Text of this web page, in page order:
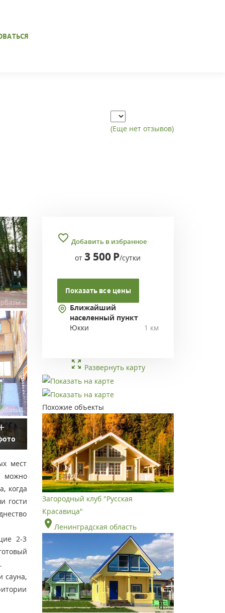
(Еще нет отзывов)
мест
можно
когда
гости
2-3
сауна,
Добавить в избранное
от3 500 Р/сутки
Показать все цены
Ближайший
населенный пункт
Юкки
1 км
Развернуть карту
Похожие объекты
Загородный клуб "Русская
Красавица"
Ленинградская область